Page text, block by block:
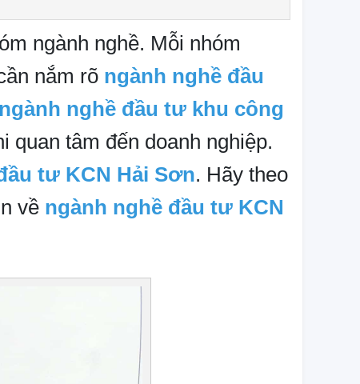
ngành nghề. Mỗi nhóm
nắm rõ ngành nghề đầu
ngành nghề đầu tư khu công
quan tâm đến doanh nghiệp.
tư KCN Hải Sơn. Hãy theo
về ngành nghề đầu tư KCN